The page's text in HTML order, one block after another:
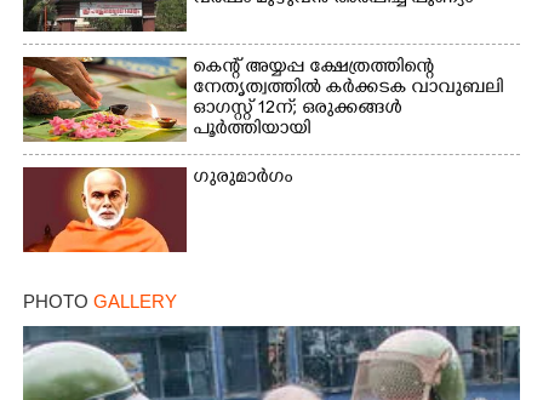
കെന്റ് അയ്യപ്പ ക്ഷേത്രത്തിന്റെ
നേതൃത്വത്തിൽ കർക്കടക വാവുബലി
ഓഗസ്റ്റ് 12ന്; ഒരുക്കങ്ങൾ
പൂർത്തിയായി
ഗുരുമാർഗം
PHOTO GALLERY
×
Share this link